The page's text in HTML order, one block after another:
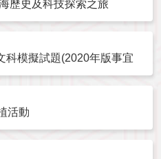
歷史及科技探索之旅
科模擬試題(2020年版事宜
活動